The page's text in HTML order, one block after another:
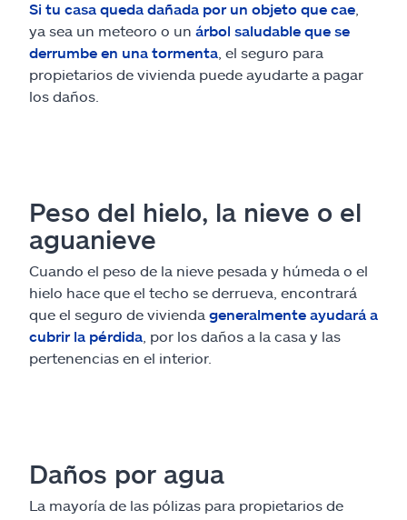
Si tu casa queda dañada por un objeto que cae
ya sea un meteoro o un árbol saludable que se
derrumbe en una tormenta , el seguro para
propietarios de vivienda puede ayudarte a pagar
los daños.
Peso del hielo, la nieve o el
aguanieve
Cuando el peso de la nieve pesada y húmeda o el
hielo hace que el techo se derrueva, encontrará
que el seguro de vivienda generalmente ayudará a
cubrir la pérdida , por los daños a la casa y las
pertenencias en el interior.
Daños por agua
La mayoría de las pólizas para propietarios de